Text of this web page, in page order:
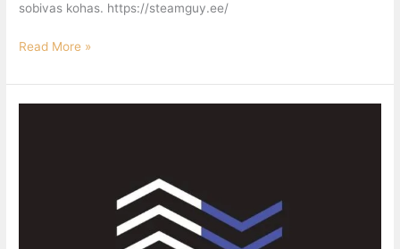
sobivas kohas. https://steamguy.ee/
Read More »